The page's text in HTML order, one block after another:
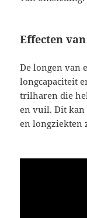
Effecten
De longen van
longcapaciteit
trilharen die
en vuil. Dit kan
en longziekten